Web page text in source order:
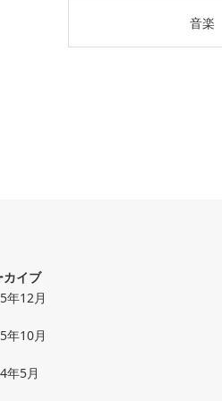
音楽
カイブ
年12月
年10月
年5月